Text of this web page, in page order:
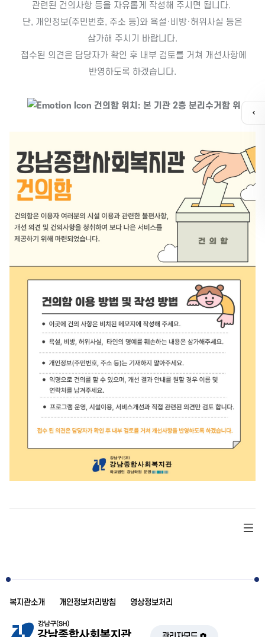
관련된 건의사항 등을 자유롭게 작성해 주시면 됩니다.
단, 개인정보(주민번호, 주소 등)와 욕설·비방·허위사실 등은
삼가해 주시기 바랍니다.
접수된 의견은 담당자가 확인 후 내부 검토를 거쳐 개선사항에
반영하도록 하겠습니다.
건의함 위치: 본 기관 2층 분리수거함 위
복지관소개 개인정보처리방침 영상정보처리
퀵
메
열
유튜브